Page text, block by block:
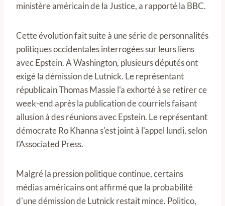
ministère américain de la Justice, a rapporté la BBC.
Cette évolution fait suite à une série de personnalités
politiques occidentales interrogées sur leurs liens
avec Epstein. A Washington, plusieurs députés ont
exigé la démission de Lutnick. Le représentant
républicain Thomas Massie l'a exhorté à se retirer ce
week-end après la publication de courriels faisant
allusion à des réunions avec Epstein. Le représentant
démocrate Ro Khanna s'est joint à l'appel lundi, selon
l'Associated Press.
Malgré la pression politique continue, certains
médias américains ont affirmé que la probabilité
d'une démission de Lutnick restait mince. Politico,